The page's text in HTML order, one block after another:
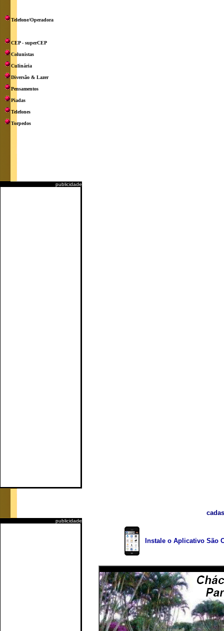
Telefone/Operadora
CEP - superCEP
Colunistas
Culinária
Diversão & Lazer
Pensamentos
Piadas
Telefones
Torpedos
publicidade
publicidade
Instale o Aplicativo São